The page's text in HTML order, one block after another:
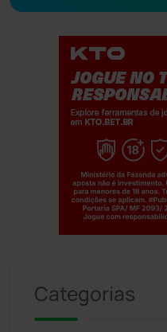
Categorias